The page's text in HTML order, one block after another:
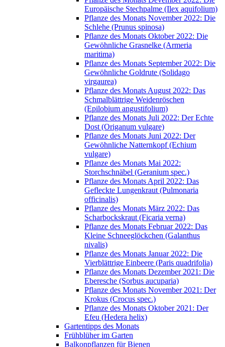
Europäische Stechpalme (Ilex aquifolium)
Pflanze des Monats November 2022: Die
Schlehe (Prunus spinosa)
Pflanze des Monats Oktober 2022: Die
Gewöhnliche Grasnelke (Armeria
maritima)
Pflanze des Monats September 2022: Die
Gewöhnliche Goldrute (Solidago
virgaurea)
Pflanze des Monats August 2022: Das
Schmalblättrige Weidenröschen
(Epilobium angustifolium)
Pflanze des Monats Juli 2022: Der Echte
Dost (Origanum vulgare)
Pflanze des Monats Juni 2022: Der
Gewöhnliche Natternkopf (Echium
vulgare)
Pflanze des Monats Mai 2022:
Storchschnäbel (Geranium spec.)
Pflanze des Monats April 2022: Das
Gefleckte Lungenkraut (Pulmonaria
officinalis)
Pflanze des Monats März 2022: Das
Scharbockskraut (Ficaria verna)
Pflanze des Monats Februar 2022: Das
Kleine Schneeglöckchen (Galanthus
nivalis)
Pflanze des Monats Januar 2022: Die
Vierblättrige Einbeere (Paris quadrifolia)
Pflanze des Monats Dezember 2021: Die
Eberesche (Sorbus aucuparia)
Pflanze des Monats November 2021: Der
Krokus (Crocus spec.)
Pflanze des Monats Oktober 2021: Der
Efeu (Hedera helix)
Gartentipps des Monats
Frühblüher im Garten
Balkonpflanzen für Bienen